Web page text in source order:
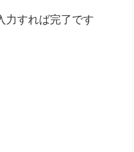
力すれば完了です